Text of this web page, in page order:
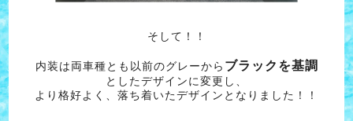
そして！！
内装は両車種とも以前のグレーから ブラックを基調
としたデザインに変更し、
より格好よく、落ち着いたデザインとなりました！！